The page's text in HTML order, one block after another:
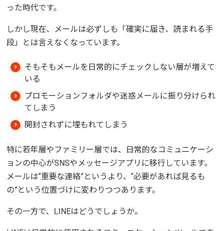
った時代です。
しかし現在、メールは必ずしも「確実に届き、読まれる手
段」とは言えなくなっています。
そもそもメールを日常的にチェックしない層が増えて
いる
プロモーションフォルダや迷惑メールに振り分けられ
てしまう
開封されずに埋もれてしまう
特に若年層やファミリー層では、日常的なコミュニケーシ
ョンの中心がSNSやメッセージアプリに移行しています。
メールは“重要な連絡”というより、“必要があれば見るも
の”という位置づけに変わりつつあります。
その一方で、LINEはどうでしょうか。